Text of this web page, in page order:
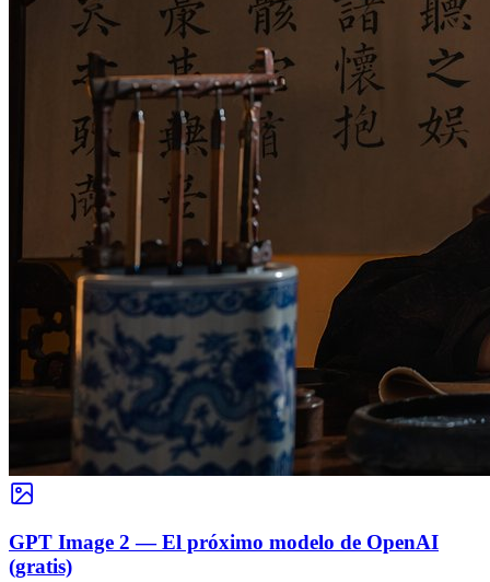
GPT Image 2 — El próximo modelo de OpenAI
(gratis)